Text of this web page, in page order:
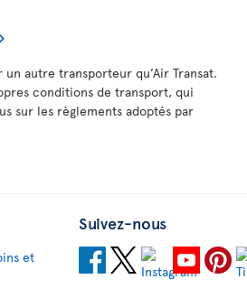
autre transporteur qu’Air Transat.
conditions de transport, qui
sur les règlements adoptés par
et
Suivez-nous